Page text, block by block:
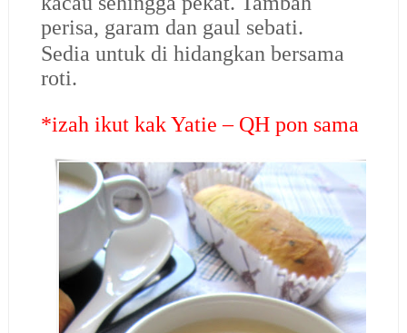
perisa, garam dan gaul sebati.
Sedia untuk di hidangkan bersama
roti.
*izah ikut kak Yatie – QH pon sama